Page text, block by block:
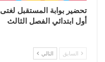
تحضير بوابة المستقبل لغتى
أول ابتدائي الفصل الثالث
السابق التالي